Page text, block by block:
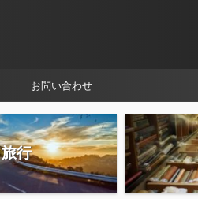
お問い合わせ
旅行